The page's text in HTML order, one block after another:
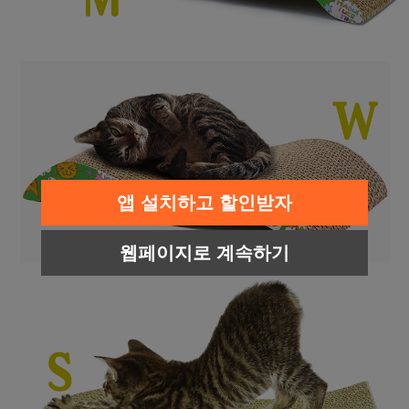
앱 설치하고 할인받자
웹페이지로 계속하기